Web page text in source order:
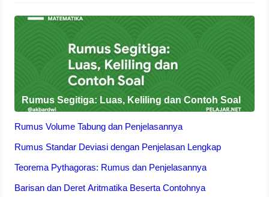
Rumus Segitiga: Luas, Keliling dan Contoh Soal
Rumus Volume Tabung dan Penjelasannya
Rumus Standar Deviasi dengan Penjelasan Lengkap
Teorema Pythagoras: Rumus dan Penjelasannya
Barisan dan Deret Aritmatika Beserta Contohnya